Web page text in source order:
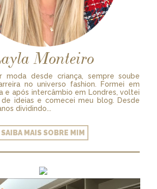
Monteiro
moda desde criança, sempre soube
no universo fashion. Formei em
e após intercâmbio em Londres, voltei
de ideias e comecei meu blog. Desde
dividindo...
SAIBA MAIS SOBRE MIM